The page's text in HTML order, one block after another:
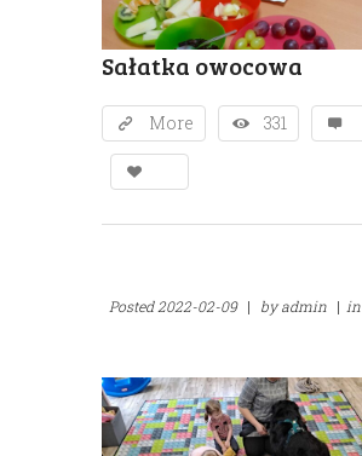
Sałatka owocowa
More 331
Posted2022-02-09 | byadmin | in